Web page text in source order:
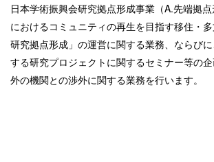
日本学術振興会研究拠点形成事業（A.先端拠
におけるコミュニティの再生を目指す移住・
研究拠点形成」の運営に関する業務、ならびに
する研究プロジェクトに関するセミナー等の
外の機関との渉外に関する業務を行います。